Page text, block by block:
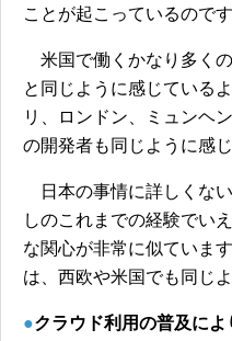
ことが起こっているのです
米国で働くかなり多く
と同じように感じている
リ、ロンドン、ミュンヘ
の開発者も同じように感
日本の事情に詳しくな
しのこれまでの経験でい
な関心が非常に似ていま
は、西欧や米国でも同じ
●クラウド利用の普及に